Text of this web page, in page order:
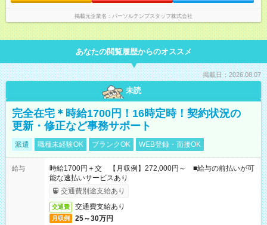
掲載元企業名 パーソルテンプスタッフ株式会社
あなたの閲覧履歴からのオススメ
掲載日：2026.08.07
未読
完全在宅＊時給1700円！16時定時！契約状況の
更新・修正など事務サポート
派遣 職種未経験OK ブランクOK WEB登録・面接OK
給与
時給1700円＋交 【月収例】272,000円～ ■給与の前払いが可
能な速払いサービスあり
交通費別途支給あり
交通費 交通費支給あり
月収例 25～30万円